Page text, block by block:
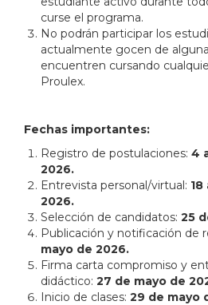
curse el programa.
No podrán participar los
actualmente gocen de
encuentren cursando
Proulex.
Fechas importantes:
Registro de postulaciones: 4
2026.
Entrevista personal/virtual: 18
2026.
Selección de candidatos: 25
Publicación y notificación de
mayo de 2026.
Firma carta compromiso y
didáctico: 27 de mayo de
Inicio de clases: 29 de mayo